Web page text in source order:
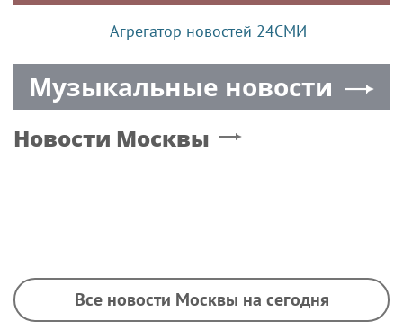
Агрегатор новостей 24СМИ
Музыкальные новости
Новости Москвы
Все новости Москвы на сегодня